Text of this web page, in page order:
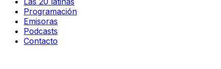
Programación
Emisoras
Podcasts
Contacto